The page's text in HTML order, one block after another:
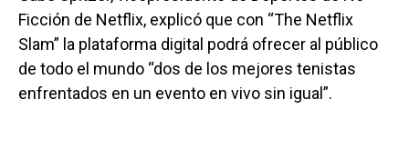
Ficción de Netflix, explicó que con “The Netflix
Slam” la plataforma digital podrá ofrecer al público
de todo el mundo “dos de los mejores tenistas
enfrentados en un evento en vivo sin igual”.